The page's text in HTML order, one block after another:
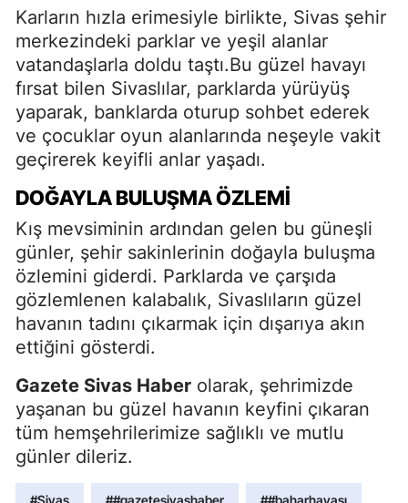
Karların hızla erimesiyle birlikte, Sivas şehir
merkezindeki parklar ve yeşil alanlar
vatandaşlarla doldu taştı.Bu güzel havayı
fırsat bilen Sivaslılar, parklarda yürüyüş
yaparak, banklarda oturup sohbet ederek
ve çocuklar oyun alanlarında neşeyle vakit
geçirerek keyifli anlar yaşadı.
DOĞAYLA BULUŞMA ÖZLEMİ
Kış mevsiminin ardından gelen bu güneşli
günler, şehir sakinlerinin doğayla buluşma
özlemini giderdi. Parklarda ve çarşıda
gözlemlenen kalabalık, Sivaslıların güzel
havanın tadını çıkarmak için dışarıya akın
ettiğini gösterdi.
Gazete Sivas Haber olarak, şehrimizde
yaşanan bu güzel havanın keyfini çıkaran
tüm hemşehrilerimize sağlıklı ve mutlu
günler dileriz.